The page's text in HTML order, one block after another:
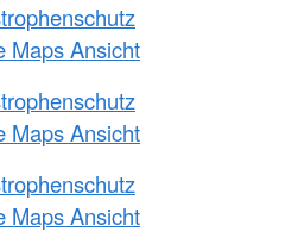
Maps Ansicht
Maps Ansicht
Maps Ansicht